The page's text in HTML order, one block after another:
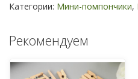
Категории: Мини-помпончики,
Рекомендуем